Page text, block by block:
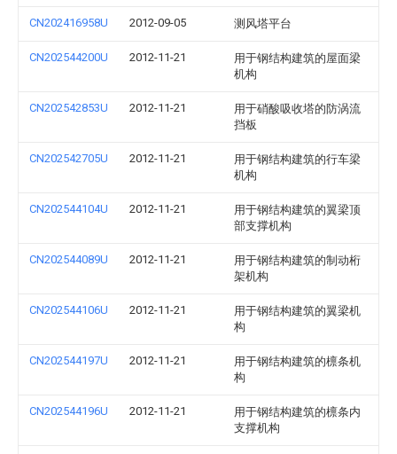
CN202416958U 2012-09-05 测风塔平台
CN202544200U 2012-11-21
用于钢结构建筑的屋面梁
机构
CN202542853U 2012-11-21
用于硝酸吸收塔的防涡流
挡板
CN202542705U 2012-11-21
用于钢结构建筑的行车梁
机构
CN202544104U 2012-11-21
用于钢结构建筑的翼梁顶
部支撑机构
CN202544089U 2012-11-21
用于钢结构建筑的制动桁
架机构
CN202544106U 2012-11-21
用于钢结构建筑的翼梁机
构
CN202544197U 2012-11-21
用于钢结构建筑的檩条机
构
CN202544196U 2012-11-21
用于钢结构建筑的檩条内
支撑机构